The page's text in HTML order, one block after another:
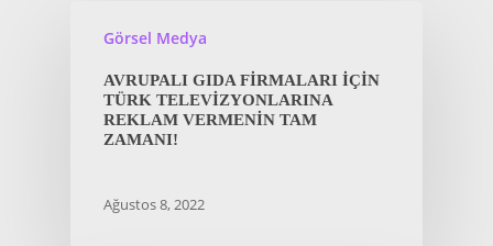
Görsel Medya
AVRUPALI GIDA FIRMALARI İÇIN
TÜRK TELEVIZYONLARINA
REKLAM VERMENIN TAM
ZAMANI!
Ağustos 8, 2022